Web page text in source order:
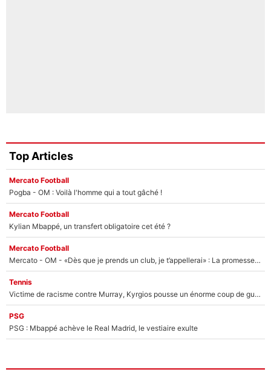
Top Articles
Mercato Football
Pogba - OM : Voilà l'homme qui a tout gâché !
Mercato Football
Kylian Mbappé, un transfert obligatoire cet été ?
Mercato Football
Mercato - OM - «Dès que je prends un club, je t’appellerai» : La promesse de Marcelino au moment de claquer la porte
Tennis
Victime de racisme contre Murray, Kyrgios pousse un énorme coup de gueule !
PSG
PSG : Mbappé achève le Real Madrid, le vestiaire exulte